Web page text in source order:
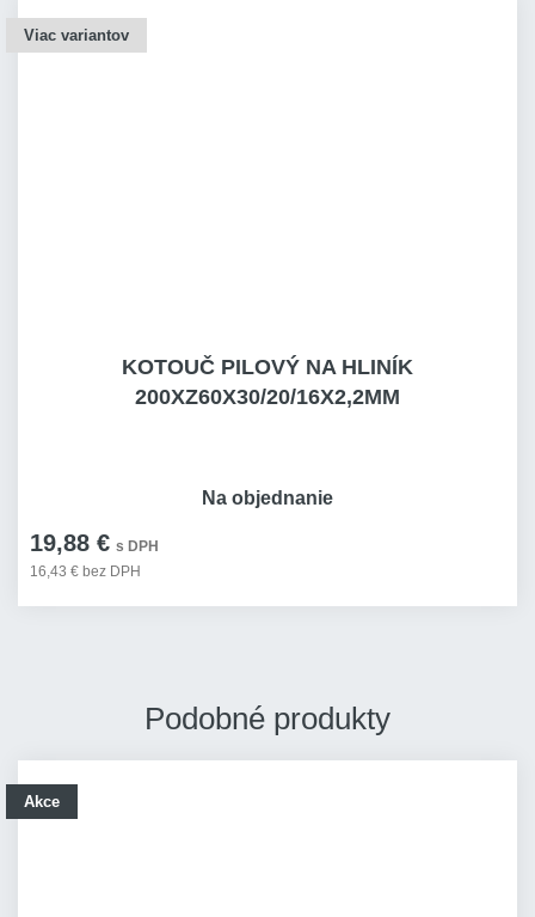
Viac variantov
KOTOUČ PILOVÝ NA HLINÍK
200XZ60X30/20/16X2,2MM
19,88 € s DPH
16,43 € bez DPH
Na objednanie
Podobné produkty
Akce